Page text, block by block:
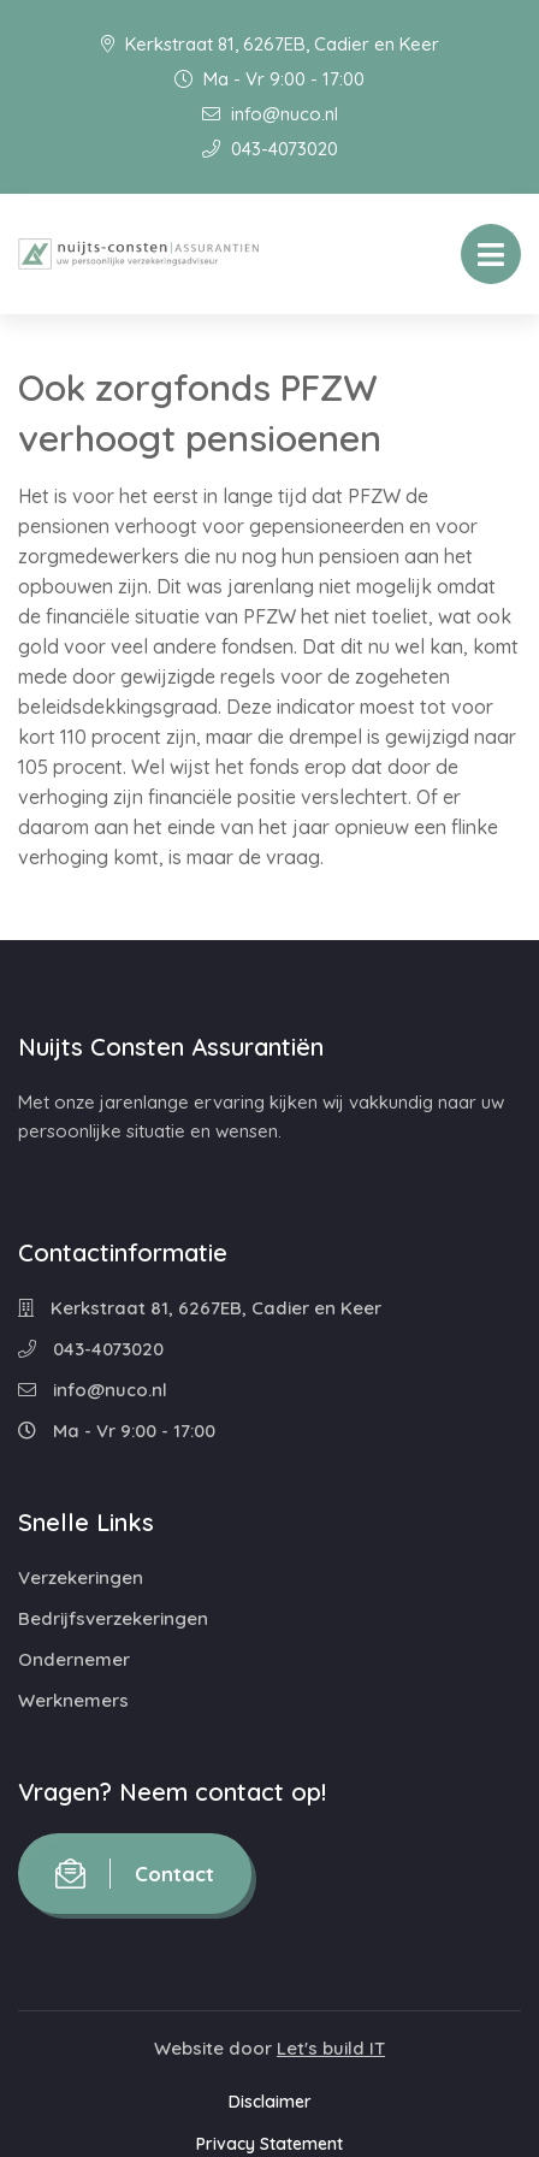
Kerkstraat 81, 6267EB, Cadier en Keer
Ma - Vr 9:00 - 17:00
info@nuco.nl
043-4073020
Ook zorgfonds PFZW
verhoogt pensioenen
Het is voor het eerst in lange tijd dat PFZW de
pensionen verhoogt voor gepensioneerden en voor
zorgmedewerkers die nu nog hun pensioen aan het
opbouwen zijn. Dit was jarenlang niet mogelijk omdat
de financiële situatie van PFZW het niet toeliet, wat ook
gold voor veel andere fondsen. Dat dit nu wel kan, komt
mede door gewijzigde regels voor de zogeheten
beleidsdekkingsgraad. Deze indicator moest tot voor
kort 110 procent zijn, maar die drempel is gewijzigd naar
105 procent. Wel wijst het fonds erop dat door de
verhoging zijn financiële positie verslechtert. Of er
daarom aan het einde van het jaar opnieuw een flinke
verhoging komt, is maar de vraag.
Nuijts Consten Assurantiën
Met onze jarenlange ervaring kijken wij vakkundig naar uw
persoonlijke situatie en wensen.
Contactinformatie
Kerkstraat 81, 6267EB, Cadier en Keer
043-4073020
info@nuco.nl
Ma - Vr 9:00 - 17:00
Snelle Links
Verzekeringen
Bedrijfsverzekeringen
Ondernemer
Werknemers
Vragen? Neem contact op!
Contact
Website door Let's build IT
Disclaimer
Privacy Statement